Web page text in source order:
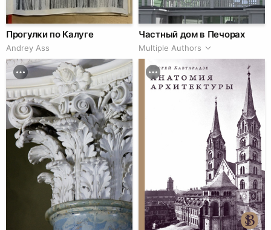
Прогулки по Калуге
Andrey Ass
Частный дом в Печорах
Multiple Authors